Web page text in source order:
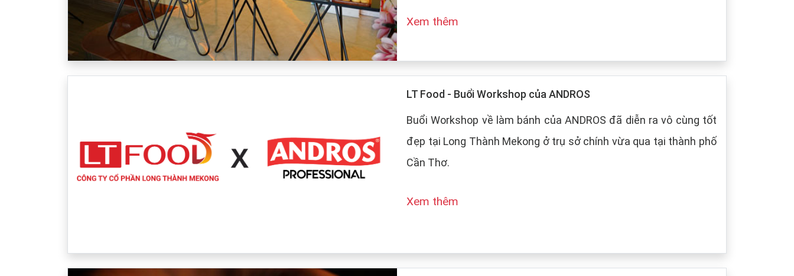
Xem thêm
LT Food - Buổi Workshop của ANDROS
Buổi Workshop về làm bánh của ANDROS đã diễn ra vô cùng tốt
đẹp tại Long Thành Mekong ở trụ sở chính vừa qua tại thành phố
Cần Thơ.
Xem thêm